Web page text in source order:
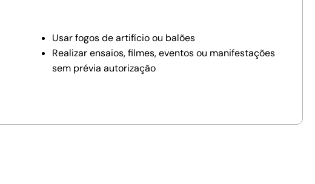
Usar fogos de artifício ou balões
Realizar ensaios, filmes, eventos ou manifestações
sem prévia autorização